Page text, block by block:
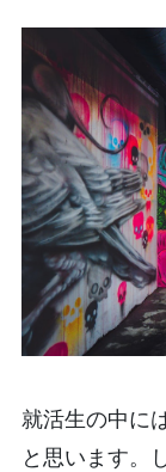
就活生の中に
と思います。